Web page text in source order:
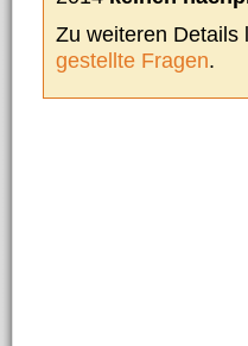
Zu weiteren Details
gestellte Fragen.